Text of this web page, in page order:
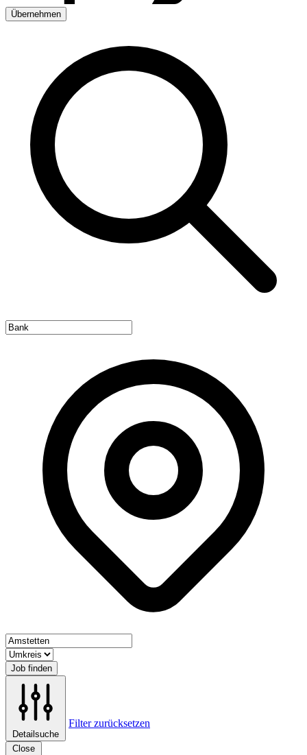
Übernehmen
Job finden
Detailsuche
Filter zurücksetzen
Close